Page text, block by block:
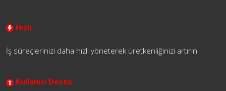
Hızlı
İş süreçlerinizi daha hızlı yöneterek üretkenliğinizi artırın
Kullanıcı Dostu